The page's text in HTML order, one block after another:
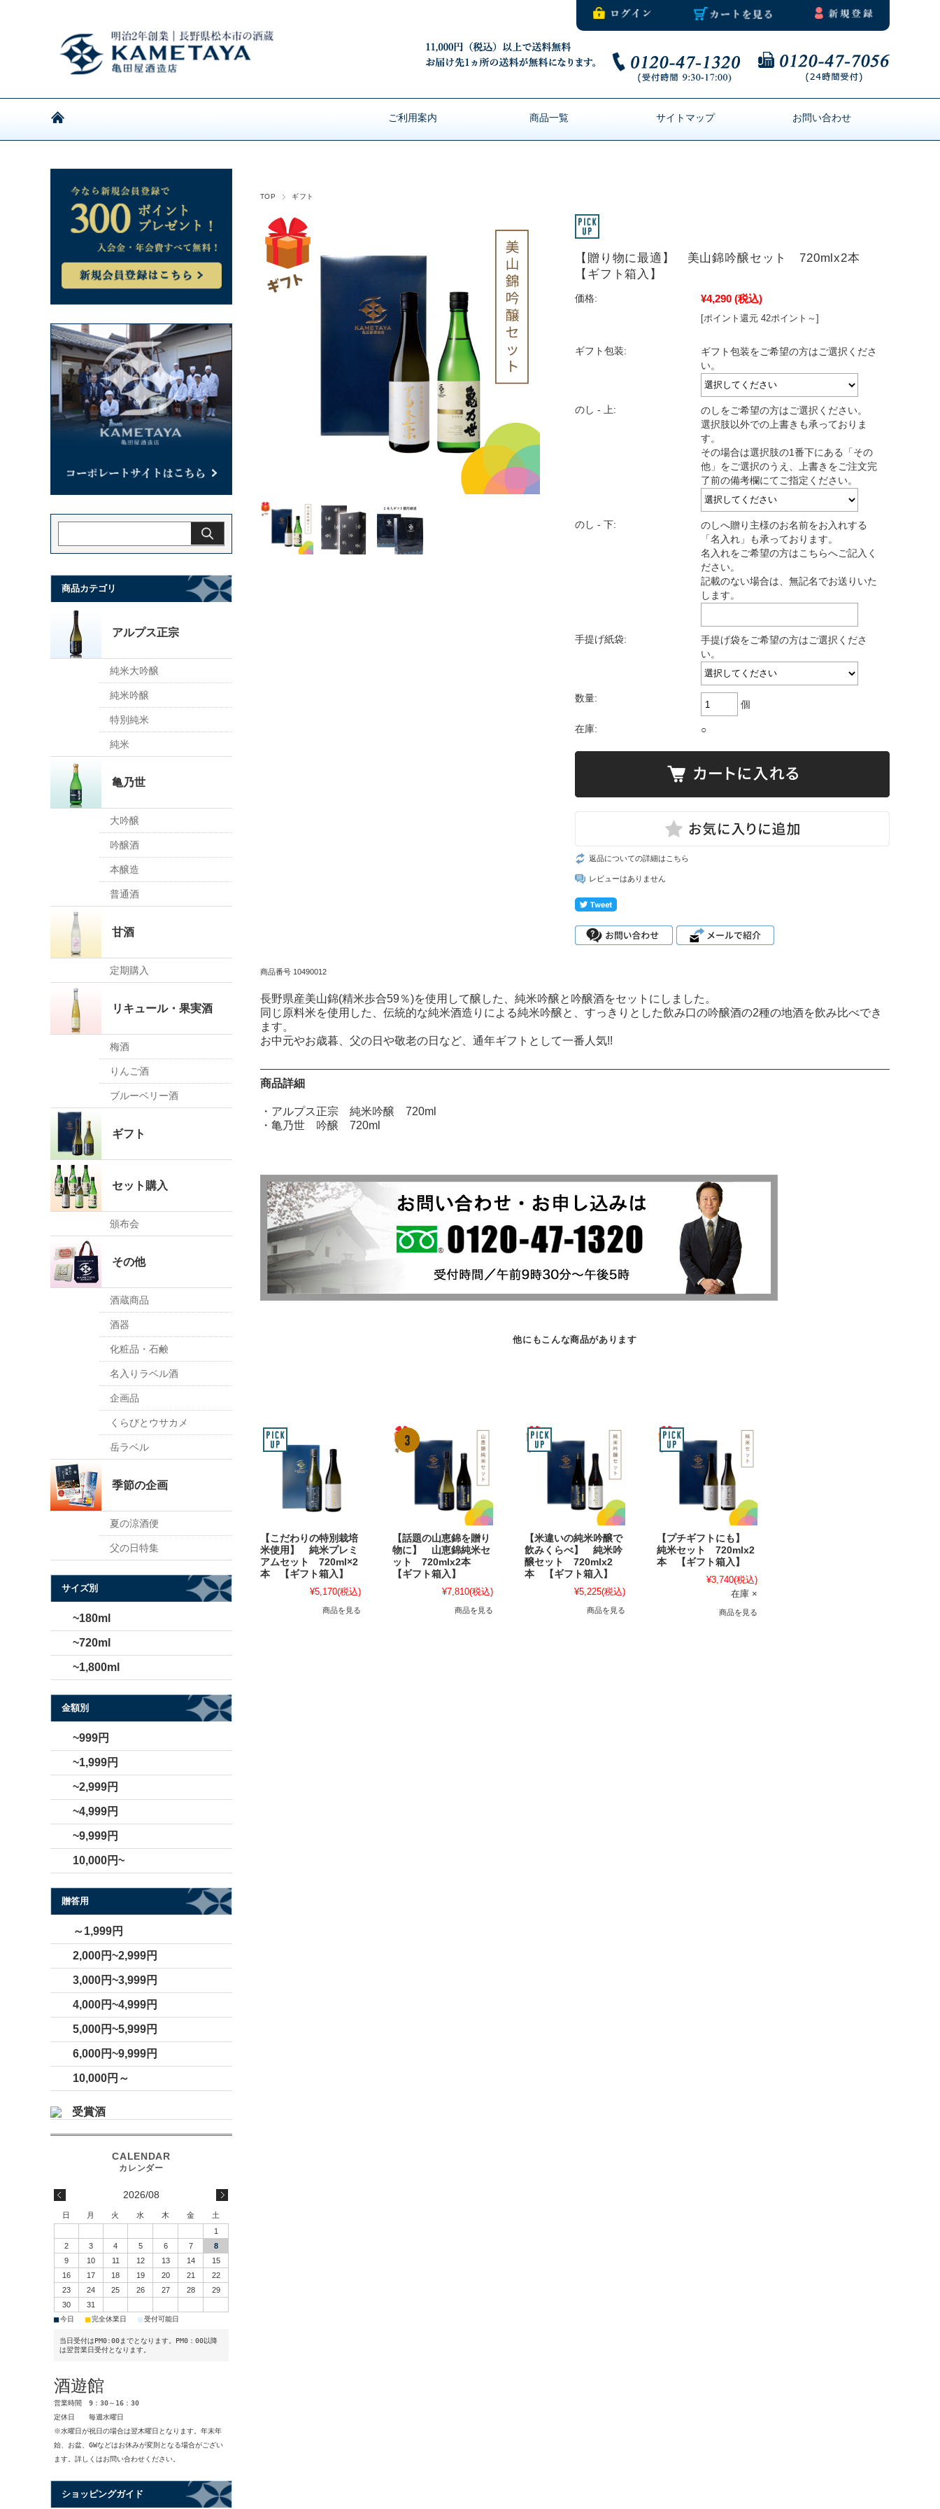
ご利用案内 商品一覧 サイトマップ お問い合わせ
TOP ギフト
【贈り物に最適】 美山錦吟醸セット 720mlx2本
【ギフト箱入】
価格: ¥4,290 (税込)
[ポイント還元 42ポイント～]
ギフト包装:
ギフト包装をご希望の方はご選択くださ
い。
のし - 上:
のしをご希望の方はご選択ください。
選択肢以外での上書きも承っておりま
す。
その場合は選択肢の1番下にある「その
他」をご選択のうえ、上書きをご注文完
了前の備考欄にてご指定ください。
のし - 下:
のしへ贈り主様のお名前をお入れする
「名入れ」も承っております。
名入れをご希望の方はこちらへご記入く
ださい。
記載のない場合は、無記名でお送りいた
します。
手提げ紙袋:
手提げ袋をご希望の方はご選択くださ
い。
数量:
個
在庫: ○
返品についての詳細はこちら
レビューはありません
商品番号 10490012
長野県産美山錦(精米歩合59％)を使用して醸した、純米吟醸と吟醸酒をセットにしました。
同じ原料米を使用した、伝統的な純米酒造りによる純米吟醸と、すっきりとした飲み口の吟醸酒の2種の地酒を飲み比べでき
ます。
お中元やお歳暮、父の日や敬老の日など、通年ギフトとして一番人気!!
商品詳細
・アルプス正宗 純米吟醸 720ml
・亀乃世 吟醸 720ml
他にもこんな商品があります
【こだわりの特別栽培
米使用】 純米プレミ
アムセット 720ml×2
本 【ギフト箱入】
¥5,170(税込)
商品を見る
【話題の山恵錦を贈り
物に】 山恵錦純米セ
ット 720mlx2本
【ギフト箱入】
¥7,810(税込)
商品を見る
【米違いの純米吟醸で
飲みくらべ】 純米吟
醸セット 720mlx2
本 【ギフト箱入】
¥5,225(税込)
商品を見る
【プチギフトにも】
純米セット 720mlx2
本 【ギフト箱入】
¥3,740(税込)
在庫 ×
商品を見る
商品カテゴリ
アルプス正宗
純米大吟醸
純米吟醸
特別純米
純米
亀乃世
大吟醸
吟醸酒
本醸造
普通酒
甘酒
定期購入
リキュール・果実酒
梅酒
りんご酒
ブルーベリー酒
ギフト
セット購入
頒布会
その他
酒蔵商品
酒器
化粧品・石鹸
名入りラベル酒
企画品
くらびとウサカメ
岳ラベル
季節の企画
夏の涼酒便
父の日特集
サイズ別
~180ml
~720ml
~1,800ml
金額別
~999円
~1,999円
~2,999円
~4,999円
~9,999円
10,000円~
贈答用
～1,999円
2,000円~2,999円
3,000円~3,999円
4,000円~4,999円
5,000円~5,999円
6,000円~9,999円
10,000円～
受賞酒
2026/08
日 月 火 水 木 金
土
1
2
3 4 5 6 7
8
9
10 11 12 13 14
15
16
17 18 19 20 21
22
23
24 25 26 27 28
29
30
31
■今日 ■完全休業日 ■受付可能日
当日受付はPM0:00までとなります。PM0：00以降
は翌営業日受付となります。
酒遊館
営業時間 9：30～16：30
定休日 毎週水曜日
※水曜日が祝日の場合は翌木曜日となります。年末年
始、お盆、GWなどはお休みが変則となる場合がござい
ます。詳しくはお問い合わせください。
ショッピングガイド